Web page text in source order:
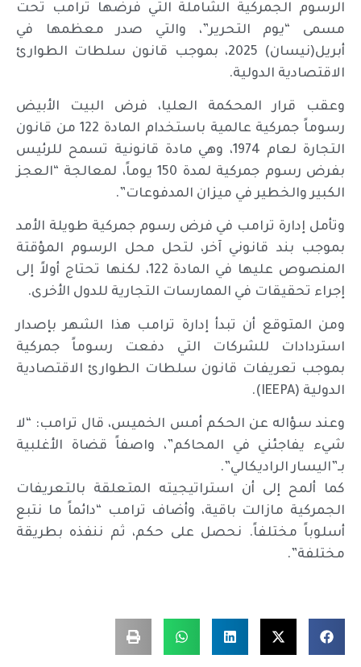
الرسوم الجمركية الشاملة التي فرضها ترامب تحت
مسمى “يوم التحرير”، والتي صدر معظمها في
أبريل(نيسان) 2025، بموجب قانون سلطات الطوارئ
الاقتصادية الدولية.
وعقب قرار المحكمة العليا، فرض البيت الأبيض
رسوماً جمركية عالمية باستخدام المادة 122 من قانون
التجارة لعام 1974، وهي مادة قانونية تسمح للرئيس
بفرض رسوم جمركية لمدة 150 يوماً، لمعالجة “العجز
الكبير والخطير في ميزان المدفوعات”.
وتأمل إدارة ترامب في فرض رسوم جمركية طويلة الأمد
بموجب بند قانوني آخر، لتحل محل الرسوم المؤقتة
المنصوص عليها في المادة 122، لكنها تحتاج أولاً إلى
إجراء تحقيقات في الممارسات التجارية للدول الأخرى.
ومن المتوقع أن تبدأ إدارة ترامب هذا الشهر بإصدار
استردادات للشركات التي دفعت رسوماً جمركية
بموجب تعريفات قانون سلطات الطوارئ الاقتصادية
الدولية (IEEPA).
وعند سؤاله عن الحكم أمس الخميس، قال ترامب: “لا
شيء يفاجئني في المحاكم”، واصفاً قضاة الأغلبية
بـ”اليسار الراديكالي”.
كما ألمح إلى أن استراتيجيته المتعلقة بالتعريفات
الجمركية مازالت باقية، وأضاف ترامب “دائماً ما نتبع
أسلوباً مختلفاً. نحصل على حكم، ثم ننفذه بطريقة
مختلفة”.